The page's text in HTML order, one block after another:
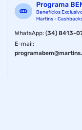
Programa
Benefícios
Martins -
WhatsApp:(34) 8413-
E-mail: